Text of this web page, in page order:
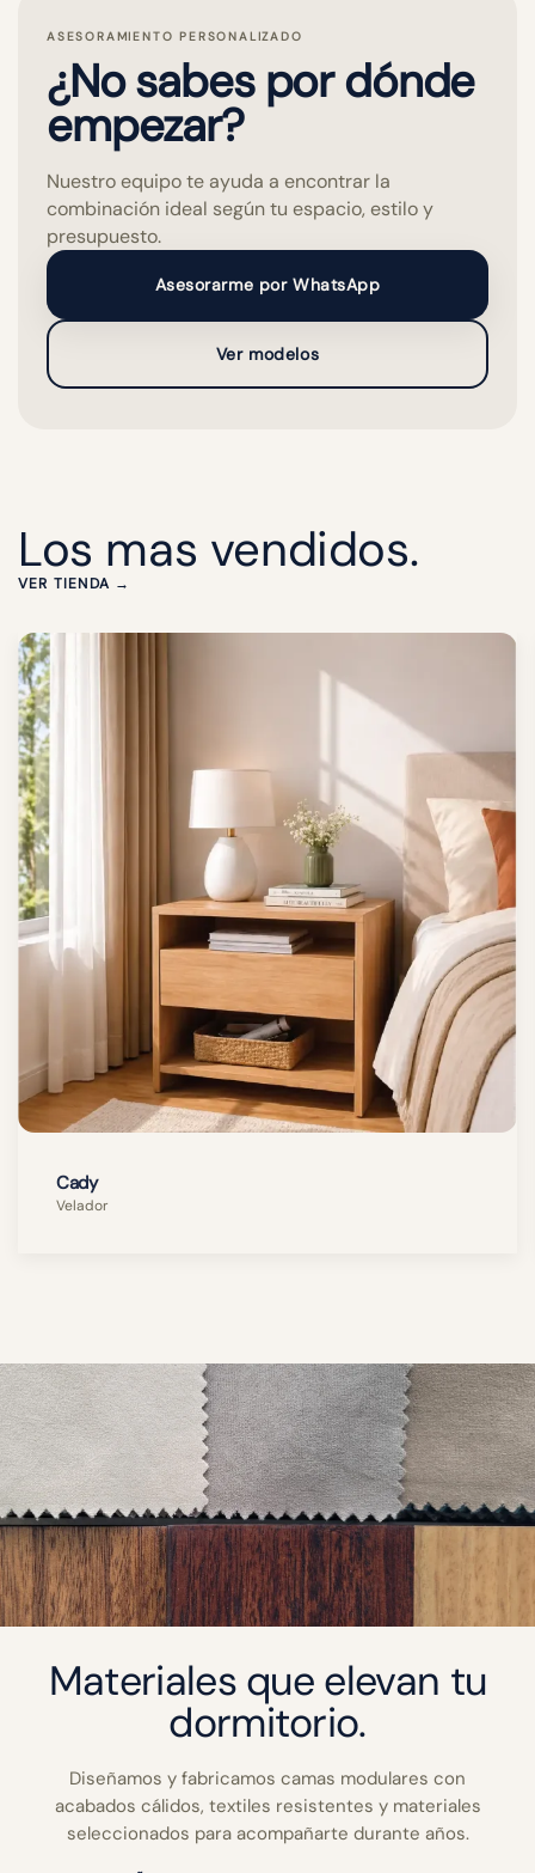
ASESORAMIENTO PERSONALIZADO
¿No sabes por dónde
empezar?
Nuestro equipo te ayuda a encontrar la
combinación ideal según tu espacio, estilo y
presupuesto.
Asesorarme por WhatsApp
Ver modelos
Los mas vendidos.
VER TIENDA →
Cady
Velador
Materiales que elevan tu
dormitorio.
Diseñamos y fabricamos camas modulares con
acabados cálidos, textiles resistentes y materiales
seleccionados para acompañarte durante años.